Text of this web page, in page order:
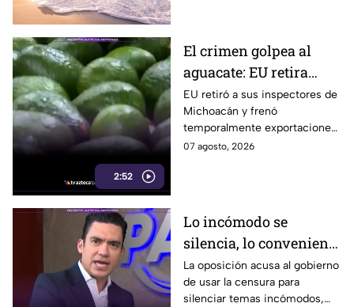
2:52
El crimen golpea al
aguacate: EU retira
inspectores y suspende
temporalmente
exportaciones
EU retiró a sus inspectores de
Michoacán y frenó
temporalmente exportaciones
de aguacate ante la
07 agosto, 2026
Lo incómodo se
silencia, lo conveniente
se exhibe: oposición
acusa al gobierno
La oposición acusa al gobierno
de usar la censura para
silenciar temas incómodos,